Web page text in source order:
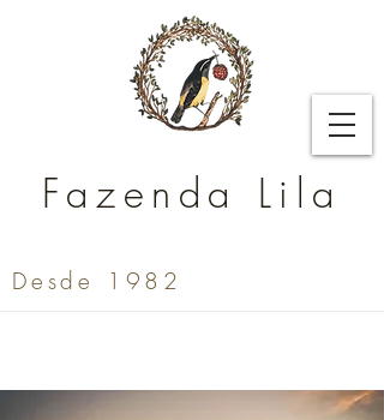
Fazenda Lila
Desde 1982